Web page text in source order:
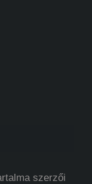
szerzői